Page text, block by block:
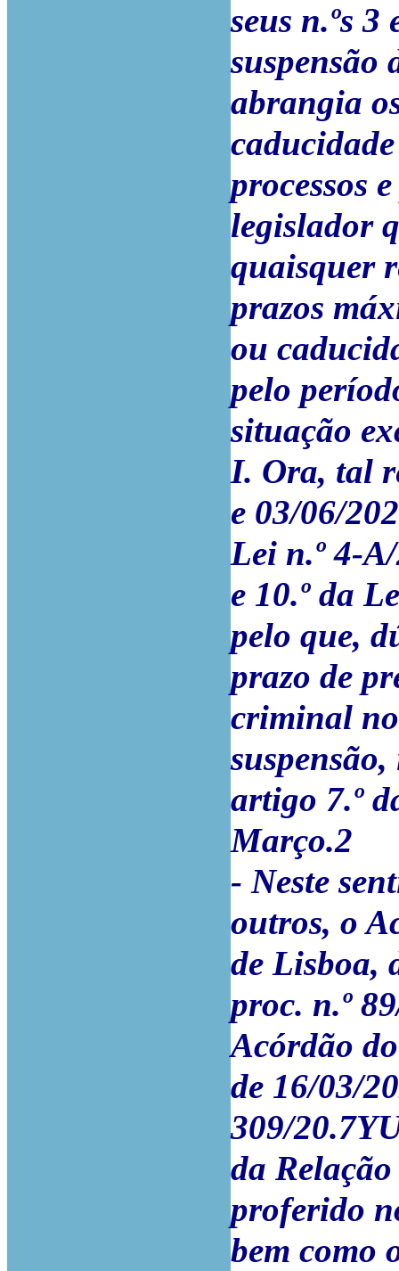
seus n.ºs
suspensão
abrangia
processos
legislador
quaisquer
prazos
ou
pelo
situação
I. Ora, tal
e 03/06/
Lei n.º 4-
e 10.º da
pelo que,
prazo de
criminal
artigo 7.º
Março.2
- Neste
outros, o
de Lisboa,
proc. n.º
Acórdão
de 16/03/
309/
da
proferido
bem como